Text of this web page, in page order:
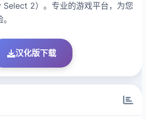
2）。专业的游戏平台，为您
汉化版下载